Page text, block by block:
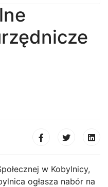
w Kobylnicy,
ogłasza nabór na